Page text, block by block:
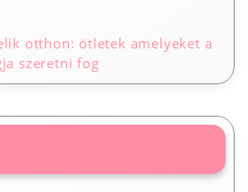
otthon: ötletek amelyeket a
szeretni fog